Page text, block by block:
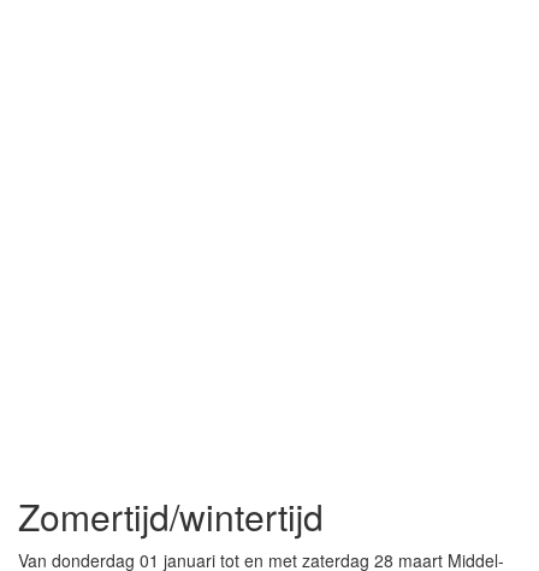
Zomertijd/wintertijd
Van donderdag 01 januari tot en met zaterdag 28 maart Middel-